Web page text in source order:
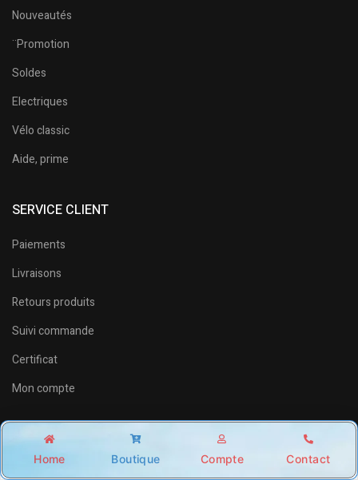
Shop Account Search Wishlist
Nouveautés
¨Promotion
Soldes
Electriques
Vélo classic
Aide, prime
SERVICE CLIENT
Paiements
Livraisons
Retours produits
Suivi commande
Certificat
Mon compte
INFORMATIONS
CGV / CGU
Home Boutique Compte Contact